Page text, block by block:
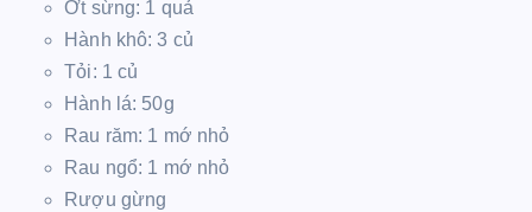
Ớt sừng: 1 quả
Hành khô: 3 củ
Tỏi: 1 củ
Hành lá: 50g
Rau răm: 1 mớ nhỏ
Rau ngổ: 1 mớ nhỏ
Rượu gừng